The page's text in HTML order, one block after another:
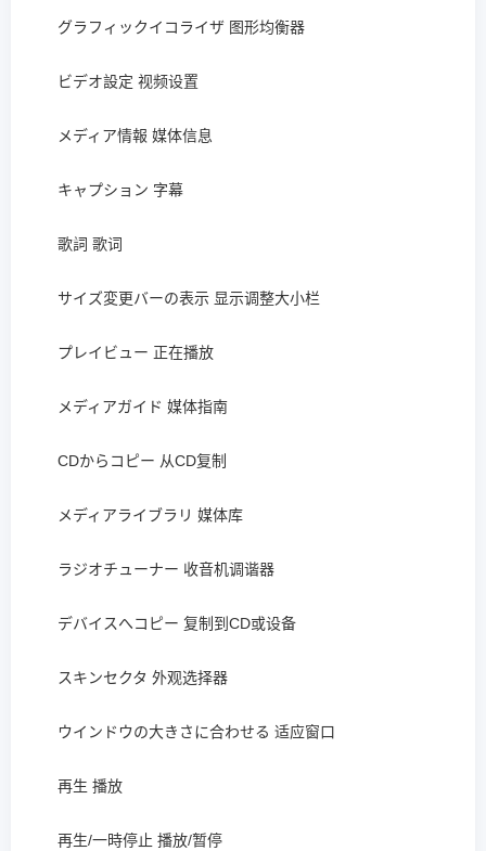
グラフィックイコライザ 图形均衡器
ビデオ設定 视频设置
メディア情報 媒体信息
キャプション 字幕
歌詞 歌词
サイズ変更バーの表示 显示调整大小栏
プレイビュー 正在播放
メディアガイド 媒体指南
CDからコピー 从CD复制
メディアライブラリ 媒体库
ラジオチューナー 收音机调谐器
デバイスへコピー 复制到CD或设备
スキンセクタ 外观选择器
ウインドウの大きさに合わせる 适应窗口
再生 播放
再生/一時停止 播放/暂停